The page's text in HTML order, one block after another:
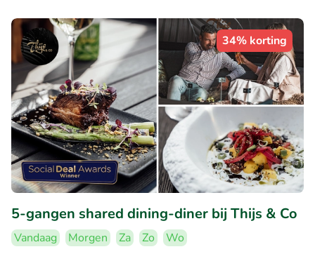
34% korting
5-gangen shared dining-diner bij Thijs & Co
Vandaag Morgen Za Zo
Wo